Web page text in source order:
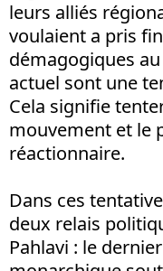
leurs alliés
voulaient a pris
démagogiques
actuel sont une
Cela signifie
mouvement et le
réactionnaire.
Dans ces
deux relais
Pahlavi : le